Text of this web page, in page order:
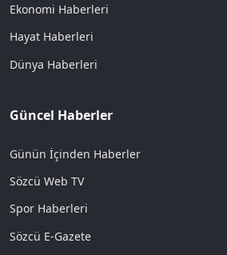
Ekonomi Haberleri
Hayat Haberleri
Dünya Haberleri
Güncel Haberler
Günün İçinden Haberler
Sözcü Web TV
Spor Haberleri
Sözcü E-Gazete